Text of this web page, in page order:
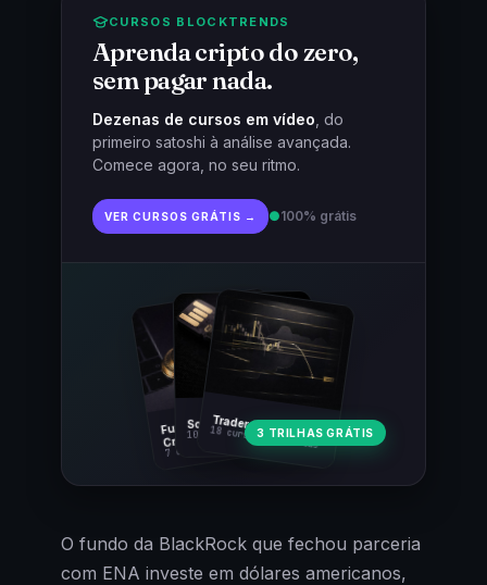
CURSOS BLOCKTRENDS
Aprenda cripto do zero,
sem pagar nada.
Dezenas de cursos em vídeo , do
primeiro satoshi à análise avançada.
Comece agora, no seu ritmo.
VER CURSOS GRÁTIS → ●100% grátis
Fundamentos
Cripto
7 cursos · 31 aulas
Trader Cripto
18 cursos · 80 aulas
Soberania Bitcoin
10 cursos · 44 aulas3 TRILHAS GRÁTIS
O fundo da BlackRock que fechou parceria
com ENA investe em dólares americanos,